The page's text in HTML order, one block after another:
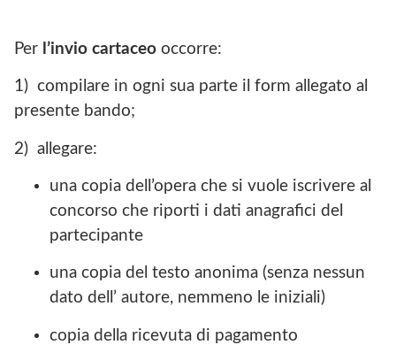
Per l’invio cartaceo occorre:
1) compilare in ogni sua parte il form allegato al
presente bando;
2) allegare:
una copia dell’opera che si vuole iscrivere al
concorso che riporti i dati anagrafici del
partecipante
una copia del testo anonima (senza nessun
dato dell’ autore, nemmeno le iniziali)
copia della ricevuta di pagamento